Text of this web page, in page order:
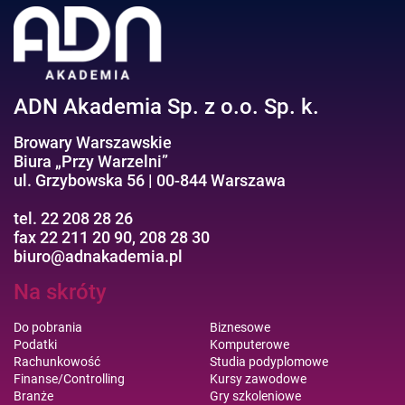
Efektywność osobista//Wellbeing
ADN Akademia Sp. z o.o. Sp. k.
Browary Warszawskie
Biura „Przy Warzelni”
ul. Grzybowska 56 | 00-844 Warszawa
tel. 22 208 28 26
fax 22 211 20 90, 208 28 30
biuro@adnakademia.pl
Na skróty
Do pobrania
Podatki
Rachunkowość
Finanse/Controlling
Branże
Biznesowe
Komputerowe
Studia podyplomowe
Kursy zawodowe
Gry szkoleniowe